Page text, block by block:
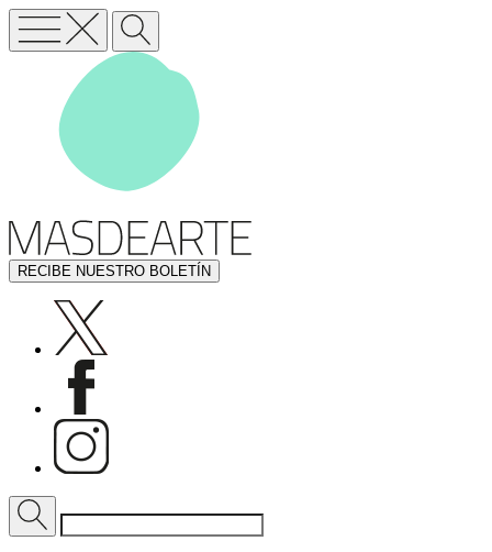
RECIBE NUESTRO BOLETÍN